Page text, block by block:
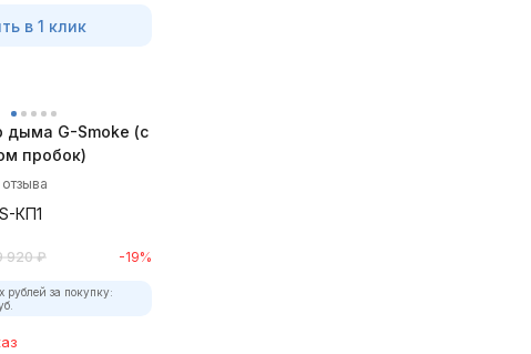
в 1 клик
дыма G-Smoke (c
пробок)
отзыва
КП1
920 ₽ -19%
рублей за покупку: